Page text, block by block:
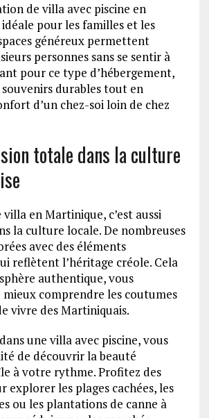
de villa avec piscine en
pour les familles et les
généreux permettent
personnes sans se sentir à
pour ce type d’hébergement,
souvenirs durables tout en
d’un chez-soi loin de chez
totale dans la culture
en Martinique, c’est aussi
la culture locale. De nombreuses
avec des éléments
reflètent l’héritage créole. Cela
authentique, vous
comprendre les coutumes
vivre des Martiniquais.
une villa avec piscine, vous
de découvrir la beauté
à votre rythme. Profitez des
explorer les plages cachées, les
ou les plantations de canne à